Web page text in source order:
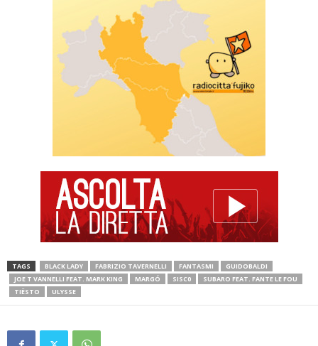
TAGS BLACK LADY FABRIZIO TAVERNELLI FANTASMI
GUIDOBALDI
JOE T VANNELLI FEAT. MARK KING
MARGÓ SISC0
SUBARO FEAT. FANTE LE FOU
TIËSTO
ULYSSE